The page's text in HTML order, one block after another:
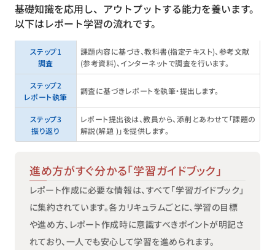
基礎知識を応用し、アウトプットする能力を養います。
以下はレポート学習の流れです。
ステップ1
調査
課題内容に基づき、教科書（指定テキスト）、参考文献
（参考資料）、インターネットで調査を行います。
ステップ2
レポート執筆
調査に基づきレポートを執筆・提出します。
ステップ3
振り返り
レポート提出後は、教員から、添削とあわせて「課題の
解説（解題 ）」を提供します。
進め方がすぐ分かる「学習ガイドブック」
レポート作成に必要な情報は、すべて「学習ガイドブック」
に集約されています。各カリキュラムごとに、学習の目標
や進め方、レポート作成時に意識すべきポイントが明記さ
れており、一人でも安心して学習を進められます。